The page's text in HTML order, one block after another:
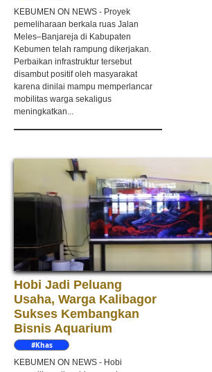
KEBUMEN ON NEWS - Proyek
pemeliharaan berkala ruas Jalan
Meles–Banjareja di Kabupaten
Kebumen telah rampung dikerjakan.
Perbaikan infrastruktur tersebut
disambut positif oleh masyarakat
karena dinilai mampu memperlancar
mobilitas warga sekaligus
meningkatkan...
Hobi Jadi Peluang
Usaha, Warga Kalibagor
Sukses Kembangkan
Bisnis Aquarium
#Khas
KEBUMEN ON NEWS - Hobi